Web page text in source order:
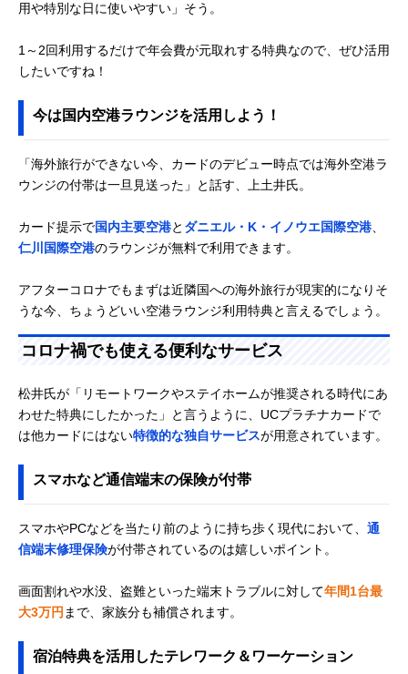
用や特別な日に使いやすい」そう。
1～2回利用するだけで年会費が元取れする特典なので、ぜひ活用
したいですね！
今は国内空港ラウンジを活用しよう！
「海外旅行ができない今、カードのデビュー時点では海外空港ラ
ウンジの付帯は一旦見送った」と話す、上土井氏。
カード提示で国内主要空港と ダニエル・K・イノウエ国際空港
仁川国際空港のラウンジが無料で利用できます。
アフターコロナでもまずは近隣国への海外旅行が現実的になりそ
うな今、ちょうどいい空港ラウンジ利用特典と言えるでしょう。
コロナ禍でも使える便利なサービス
松井氏が「リモートワークやステイホームが推奨される時代にあ
わせた特典にしたかった」と言うように、UCプラチナカードで
は他カードにはない特徴的な独自サービスが用意されています。
スマホなど通信端末の保険が付帯
スマホやPCなどを当たり前のように持ち歩く現代において、 通
信端末修理保険が付帯されているのは嬉しいポイント。
画面割れや水没、盗難といった端末トラブルに対して年間1台最
大3万円 まで、家族分も補償されます。
宿泊特典を活用したテレワーク＆ワーケーション